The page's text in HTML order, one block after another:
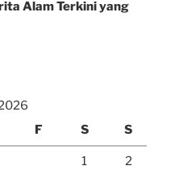
Alam Terkini yang
F S S
1 2